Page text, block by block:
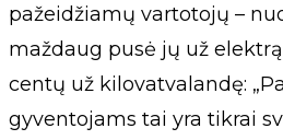
pažeidžiamų vartotojų –
maždaug pusė jų už
centų už kilovatvalandę:
gyventojams tai yra tikrai